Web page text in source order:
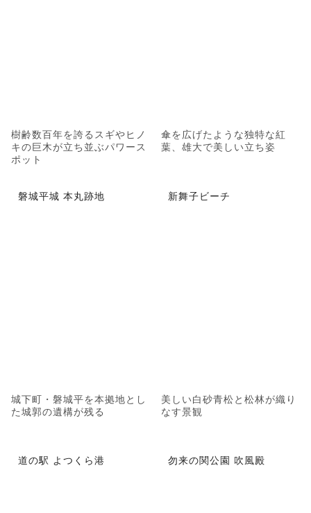
樹齢数百年を誇るスギやヒノ
キの巨木が立ち並ぶパワース
ポット
傘を広げたような独特な紅
葉、雄大で美しい立ち姿
磐城平城 本丸跡地
城下町・磐城平を本拠地とし
た城郭の遺構が残る
新舞子ビーチ
美しい白砂青松と松林が織り
なす景観
道の駅 よつくら港 勿来の関公園 吹風殿